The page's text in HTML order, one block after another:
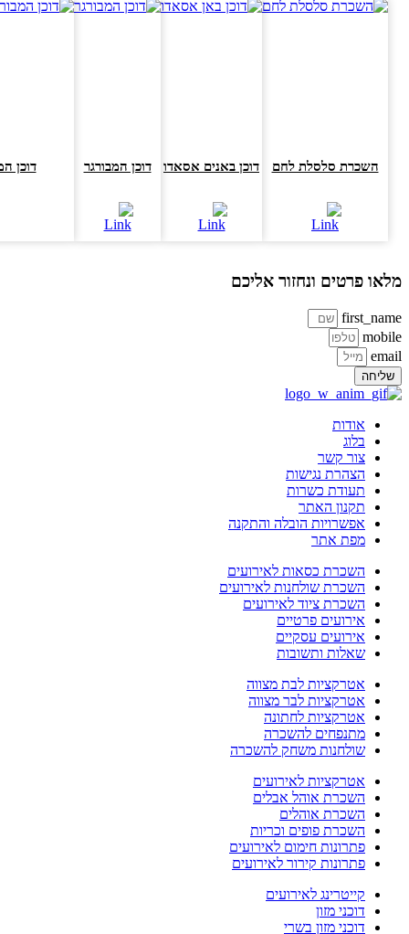
השכרת סלסלת לחם דוכן באנים אסאדו דוכן המבורגר דוכן
פרטים ונחזור אליכם
שליחה
אודות
בלוג
צור קשר
הצהרת נגישות
תעודת כשרות
תקנון האתר
אפשרויות הובלה והתקנה
מפת אתר
השכרת כסאות לאירועים
השכרת שולחנות לאירועים
השכרת ציוד לאירועים
אירועים פרטיים
אירועים עסקיים
שאלות ותשובות
אטרקציות לבת מצווה
אטרקציות לבר מצווה
אטרקציות לחתונה
מתנפחים להשכרה
שולחנות משחק להשכרה
אטרקציות לאירועים
השכרת אוהל אבלים
השכרת אוהלים
השכרת פופים וכריות
פתרונות חימום לאירועים
פתרונות קירור לאירועים
קייטרינג לאירועים
דוכני מזון
דוכני מזון בשרי